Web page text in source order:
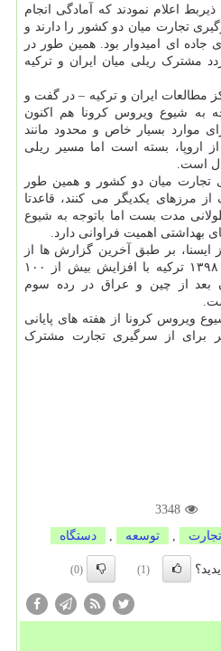
اعلام نمودند که آمادگی انجام
تجارت میان دو کشور را دارند و
ای امیدوار بود. همین طور در
مشترک ریلی میان ایران و ترکیه
مطالعات ایران و ترکیه – در گفت و
به شیوع ویروس کرونا هم اکنون
موارد بسیار خاص و محدود مانند
از اروپا، بسته است اما مسیر ریلی
است.
تجارت میان دو کشور و همین طور
مرزهای یکدیگر می کنند، قاعدتا
مدت بست اما باتوجه به شیوع
بهداشتی اهمیت فراوانی دارد.
بر طبق آخرین گزارش ها از
عملکرد تجاری ایران در سال ۱۳۹۸ ترکیه با افزایش بیش از ۱۰۰
بعد از چین و عراق در رده سوم
ویروس کرونا از هفته های پایانی
برای از سرگیری تجارت مشترک
3348
تجارت , توسعه , دستگاه
(1)
(0)